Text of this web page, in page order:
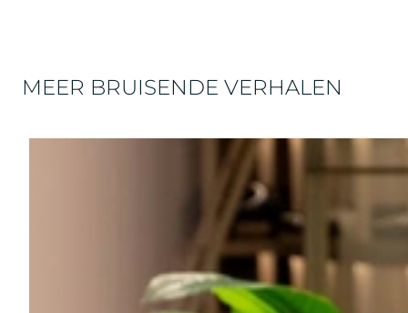
MEER BRUISENDE VERHALEN